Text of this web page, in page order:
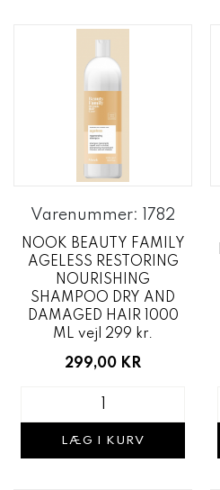
Varenummer: 1782
NOOK BEAUTY FAMILY
AGELESS RESTORING
NOURISHING
SHAMPOO DRY AND
DAMAGED HAIR 1000
ML vejl 299 kr.
299,00 KR
LÆG I KURV